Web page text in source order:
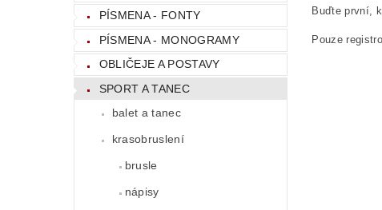
PÍSMENA - FONTY
PÍSMENA - MONOGRAMY
OBLIČEJE A POSTAVY
SPORT A TANEC
balet a tanec
krasobruslení
brusle
nápisy
Buďte první,
Pouze